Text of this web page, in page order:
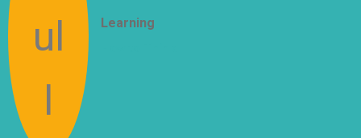
Learning